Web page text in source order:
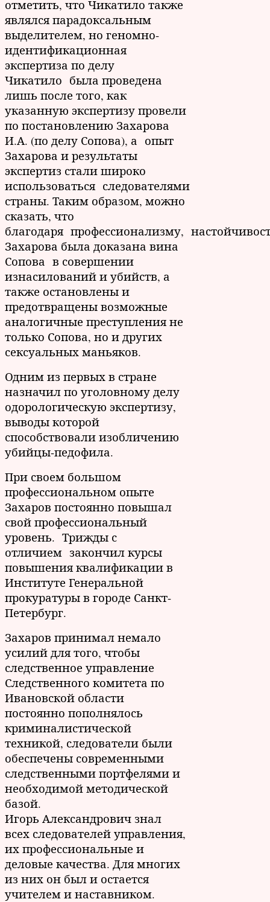
отметить, что Чикатило также
являлся парадоксальным
выделителем, но геномно-
идентификационная
экспертиза по делу
Чикатило была проведена
лишь после того, как
указанную экспертизу провели
по постановлению Захарова
И.А. (по делу Сопова), а опыт
Захарова и результаты
экспертиз стали широко
использоваться следователями
страны. Таким образом, можно
сказать, что
благодаря профессионализму,
Захарова была доказана вина
Сопова в совершении
изнасилований и убийств, а
также остановлены и
предотвращены возможные
аналогичные преступления не
только Сопова, но и других
сексуальных маньяков.
Одним из первых в стране
назначил по уголовному делу
одорологическую экспертизу,
выводы которой
способствовали изобличению
убийцы-педофила.
При своем большом
профессиональном опыте
Захаров постоянно повышал
свой профессиональный
уровень. Трижды с
отличием закончил курсы
повышения квалификации в
Институте Генеральной
прокуратуры в городе Санкт-
Петербург.
Захаров принимал немало
усилий для того, чтобы
следственное управление
Следственного комитета по
Ивановской области
постоянно пополнялось
криминалистической
техникой, следователи были
обеспечены современными
следственными портфелями и
необходимой методической
базой.
Игорь Александрович знал
всех следователей управления,
их профессиональные и
деловые качества. Для многих
из них он был и остается
учителем и наставником.